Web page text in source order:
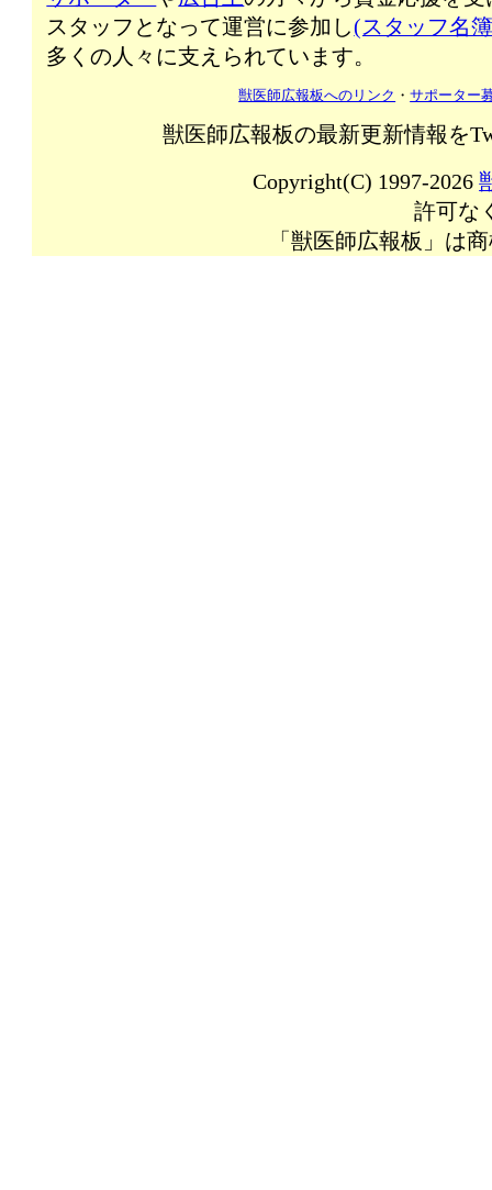
スタッフとなって運営に参加し(スタッフ名
多くの人々に支えられています。
獣医師広報板へのリンク ・サポーター
獣医師広報板の最新更新情報を
Copyright(C) 1997-2026
許可な
「獣医師広報板」は